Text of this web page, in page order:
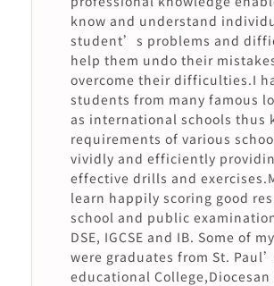
know and understand
student’s problems and
help them undo their
overcome their difficulties.I
students from many famous
as international schools thus
requirements of various
vividly and efficiently
effective drills and
learn happily scoring good
school and public
DSE, IGCSE and IB. Some of
were graduates from St.
educational College,Diocesan